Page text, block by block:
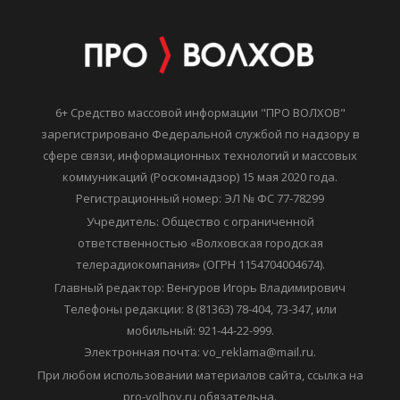
6+ Средство массовой информации "ПРО ВОЛХОВ"
зарегистрировано Федеральной службой по надзору в
сфере связи, информационных технологий и массовых
коммуникаций (Роскомнадзор) 15 мая 2020 года.
Регистрационный номер: ЭЛ № ФС 77-78299
Учредитель: Общество с ограниченной
ответственностью «Волховская городская
телерадиокомпания» (ОГРН 1154704004674).
Главный редактор: Венгуров Игорь Владимирович
Телефоны редакции: 8 (81363) 78-404, 73-347, или
мобильный: 921-44-22-999.
Электронная почта: vo_reklama@mail.ru.
При любом использовании материалов сайта, ссылка на
pro-volhov.ru обязательна.